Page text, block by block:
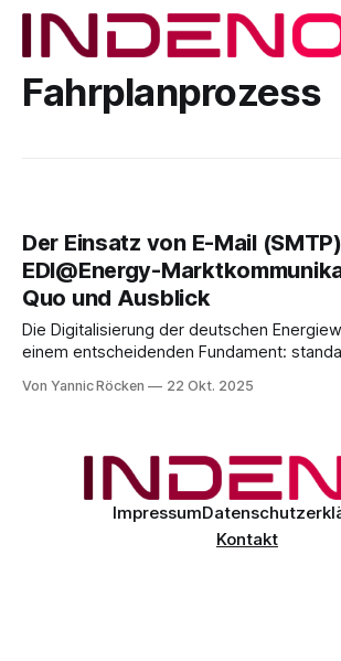
Fahrplanprozess
Der Einsatz von E-Mail
EDI@Energy-
Quo und Ausblick
Die Digitalisierung der deutschen
einem entscheidenden Fundament:
Marktpartnern. Nur so lassen sich komplexe
effizient und rechtssicher abwickeln. Über die Jahre hat sich
dabei eine klare technologische
Von Yannic Röcken 22 Okt. 2025
Impressum
Kontakt